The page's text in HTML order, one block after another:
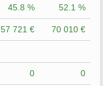
45.8 % 52.1 %
57 721 € 70 010 €
0 0